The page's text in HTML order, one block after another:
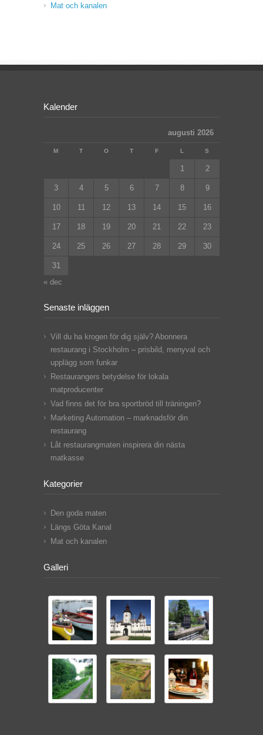
Mat och kanalen
Kalender
augusti 2026
M T O T F L S
1 2
3 4 5 6 7 8 9
10 11 12 13 14 15 16
17 18 19 20 21 22 23
24 25 26 27 28 29 30
31
« dec
Senaste inläggen
Vill du ha krogen för dig själv? Abonnera
restaurang i Stockholm – prisbild, menyval och
upplägg som funkar
Restaurangers betydelse för lokala
matproducenter
Vad finns det för bra sportbröd till träningen?
Marketing Automation – marknadsför din
restaurang
Låt restaurangmaten inspirera din nästa
matkasse
Kategorier
Den goda maten
Längs Göta Kanal
Mat och kanalen
Galleri